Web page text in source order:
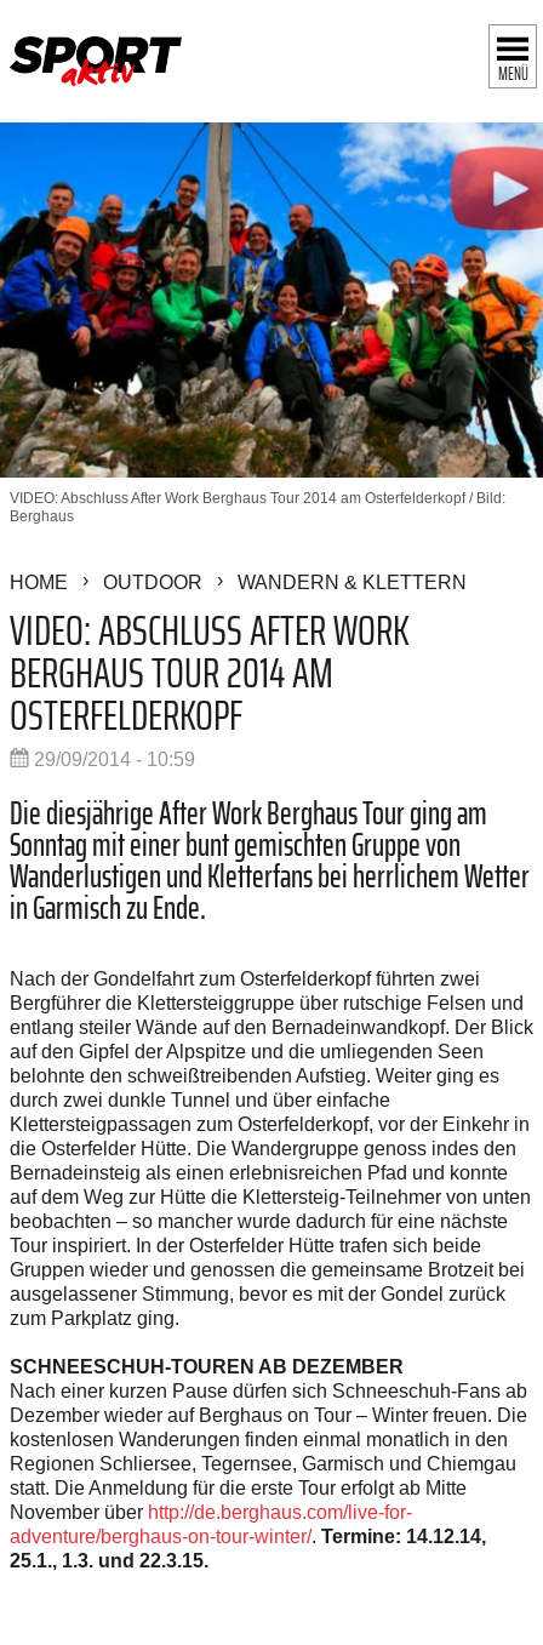
MENÜ
VIDEO: Abschluss After Work Berghaus Tour 2014 am Osterfelderkopf / Bild:
Berghaus
HOME OUTDOOR WANDERN & KLETTERN
VIDEO: ABSCHLUSS AFTER WORK
BERGHAUS TOUR 2014 AM
OSTERFELDERKOPF
29/09/2014 - 10:59
Die diesjährige After Work Berghaus Tour ging am
Sonntag mit einer bunt gemischten Gruppe von
Wanderlustigen und Kletterfans bei herrlichem Wetter
in Garmisch zu Ende.
Nach der Gondelfahrt zum Osterfelderkopf führten zwei
Bergführer die Klettersteiggruppe über rutschige Felsen und
entlang steiler Wände auf den Bernadeinwandkopf. Der Blick
auf den Gipfel der Alpspitze und die umliegenden Seen
belohnte den schweißtreibenden Aufstieg. Weiter ging es
durch zwei dunkle Tunnel und über einfache
Klettersteigpassagen zum Osterfelderkopf, vor der Einkehr in
die Osterfelder Hütte. Die Wandergruppe genoss indes den
Bernadeinsteig als einen erlebnisreichen Pfad und konnte
auf dem Weg zur Hütte die Klettersteig-Teilnehmer von unten
beobachten – so mancher wurde dadurch für eine nächste
Tour inspiriert. In der Osterfelder Hütte trafen sich beide
Gruppen wieder und genossen die gemeinsame Brotzeit bei
ausgelassener Stimmung, bevor es mit der Gondel zurück
zum Parkplatz ging.
SCHNEESCHUH-TOUREN AB DEZEMBER
Nach einer kurzen Pause dürfen sich Schneeschuh-Fans ab
Dezember wieder auf Berghaus on Tour – Winter freuen. Die
kostenlosen Wanderungen finden einmal monatlich in den
Regionen Schliersee, Tegernsee, Garmisch und Chiemgau
statt. Die Anmeldung für die erste Tour erfolgt ab Mitte
November über http://de.berghaus.com/live-for-
adventure/berghaus-on-tour-winter/. Termine: 14.12.14,
25.1., 1.3. und 22.3.15.